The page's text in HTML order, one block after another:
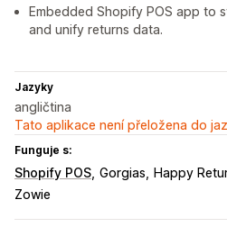
Embedded Shopify POS app to
and unify returns data.
Jazyky
angličtina
Tato aplikace není přeložena do
Funguje s:
Shopify POS Gorgias Happy
Zowie